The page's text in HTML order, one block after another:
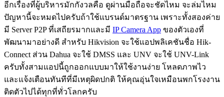
อีกเรื่องที่ผู้บริหารมักกังวลคือ ดูผ่านมือถือจะชัดไหม จะล่มไหม
ปัญหานี้จะหมดไปครับถ้าใช้แบรนด์มาตรฐาน เพราะทั้งสองค่าย
มี Server P2P ที่เสถียรมากและมี IP Camera App ของตัวเองที่
พัฒนามาอย่างดี สำหรับ Hikvision จะใช้แอปพลิเคชันชื่อ Hik-
Connect ส่วน Dahua จะใช้ DMSS และ UNV จะใช้ UNV-Link
ครับทั้งสามแอปนี้ถูกออกแบบมาให้ใช้งานง่าย โหลดภาพไว
และแจ้งเตือนทันทีที่มีเหตุผิดปกติ ให้คุณอุ่นใจเหมือนพกโรงงาน
ติดตัวไปได้ทุกที่ทั่วโลกครับ